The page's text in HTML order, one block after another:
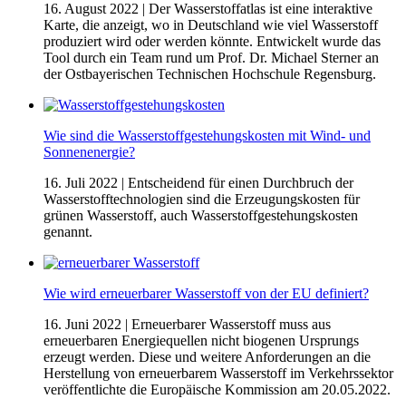
16. August 2022 | Der Wasserstoffatlas ist eine interaktive
Karte, die anzeigt, wo in Deutschland wie viel Wasserstoff
produziert wird oder werden könnte. Entwickelt wurde das
Tool durch ein Team rund um Prof. Dr. Michael Sterner an
der Ostbayerischen Technischen Hochschule Regensburg.
Wie sind die Wasserstoff­gestehungskosten mit Wind- und
Sonnenenergie?
16. Juli 2022 | Entscheidend für einen Durchbruch der
Wasserstofftechnologien sind die Erzeugungskosten für
grünen Wasserstoff, auch Wasserstoffgestehungskosten
genannt.
Wie wird erneuerbarer Wasserstoff von der EU definiert?
16. Juni 2022 | Erneuerbarer Wasserstoff muss aus
erneuerbaren Energiequellen nicht biogenen Ursprungs
erzeugt werden. Diese und weitere Anforderungen an die
Herstellung von erneuerbarem Wasserstoff im Verkehrssektor
veröffentlichte die Europäische Kommission am 20.05.2022.